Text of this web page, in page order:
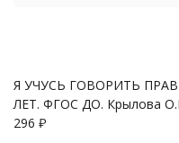
Я УЧУСЬ ГОВОРИТЬ
ЛЕТ. ФГОС ДО. Крылова
296 ₽